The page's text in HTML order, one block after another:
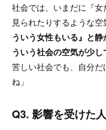
社会では、いまだに『
見られたりするような空
ういう女性もいる』と
ういう社会の空気が少し
苦しい社会でも、自分
ね 」
Q3. 影響を受けた